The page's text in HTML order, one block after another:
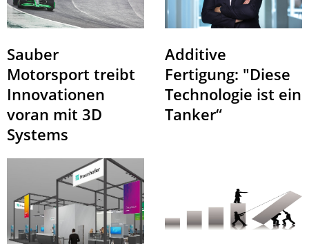
Sauber
Motorsport treibt
Innovationen
voran mit 3D
Systems
Additive
Fertigung: "Diese
Technologie ist ein
Tanker“